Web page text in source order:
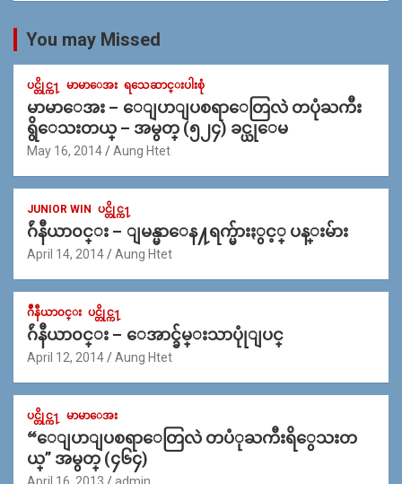
You may Missed
ပင္တိုင္က႑ မာမာေအး ရသေဆာင္းပါးစုံ
မာမာေအး – ေျပာျပစရာေတြလဲ တပုံႀကီး
ရွိေသးတယ္ – အမွတ္ (၅၂၄) ခင္ယုေမ
May 16, 2014 Aung Htet
JUNIOR WIN ပင္တိုင္က႑
ဂ်ဴနီယာ၀င္း – ျမန္မာေန႔ရက္မ်ားႏွင့္ ပန္းမ်ား
April 14, 2014 Aung Htet
ဂ်ဳနီယာ၀င္း ပင္တိုင္က႑
ဂ်ဴနီယာ၀င္း – ေအာင္ခ်မ္းသာပုုံျပင္
April 12, 2014 Aung Htet
ပင္တိုင္က႑ မာမာေအး
“ေျပာျပစရာေတြလဲ တပံုႀကီးရိွေသးတ
ယ္” အမွတ္ (၄၆၄)
April 16, 2013 admin